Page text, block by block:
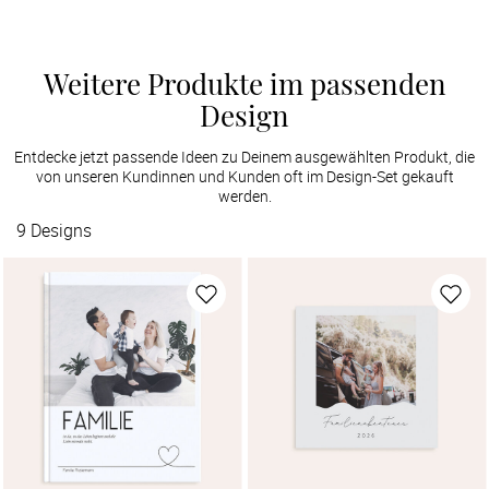
Weitere Produkte im passenden
Design
Entdecke jetzt passende Ideen zu Deinem ausgewählten Produkt, die
von unseren Kundinnen und Kunden oft im Design-Set gekauft
werden.
9 Designs